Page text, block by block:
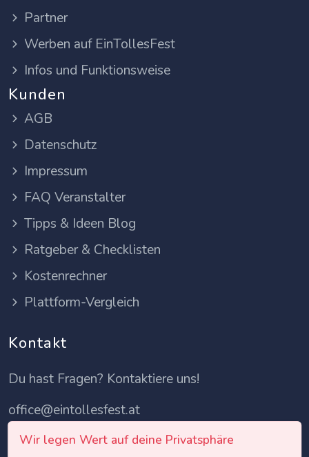
Partner
Werben auf EinTollesFest
Infos und Funktionsweise
Kunden
AGB
Datenschutz
Impressum
FAQ Veranstalter
Tipps & Ideen Blog
Ratgeber & Checklisten
Kostenrechner
Plattform-Vergleich
Kontakt
Du hast Fragen? Kontaktiere uns!
office@eintollesfest.at
Wir legen Wert auf deine Privatsphäre